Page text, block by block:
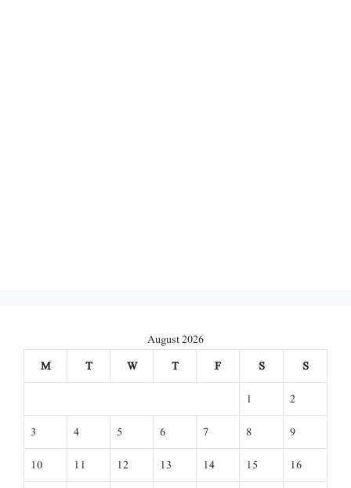
August 2026
M
T W T F S
S
1
2
3
4 5 6 7 8
9
10
11 12 13 14 15
16